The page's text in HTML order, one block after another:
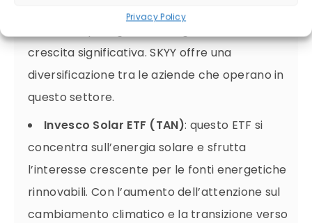
Privacy Policy
crescita significativa. SKYY offre una
diversificazione tra le aziende che operano in
questo settore.
Invesco Solar ETF (TAN): questo ETF si
concentra sull’energia solare e sfrutta
l’interesse crescente per le fonti energetiche
rinnovabili. Con l’aumento dell’attenzione sul
cambiamento climatico e la transizione verso